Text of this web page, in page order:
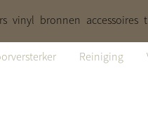
vinyl bronnen accessoires
Reiniging